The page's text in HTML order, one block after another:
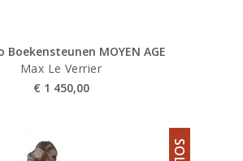
Boekensteunen MOYEN AGE
Max Le Verrier
€ 1 450,00